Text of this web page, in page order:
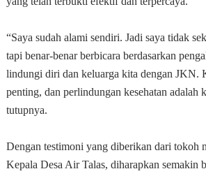
“Saya sudah alami sendiri. Jadi saya tidak
tapi benar-benar berbicara berdasarkan
lindungi diri dan keluarga kita dengan JKN.
penting, dan perlindungan kesehatan adalah
tutupnya.
Dengan testimoni yang diberikan dari tokoh
Kepala Desa Air Talas, diharapkan semakin